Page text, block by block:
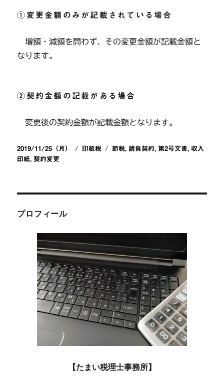
①変更金額のみが記載されている場合
増額・減額を問わず、その変更金額が記載金額と
なります。
②契約金額の記載がある場合
変更後の契約金額が記載金額となります。
投
稿
2019/11/25（月）
カ
印紙税
タ
節税, 請負契約, 第2号文書,収入
印紙, 契約変更
プロフィール
【たまい税理士事務所】